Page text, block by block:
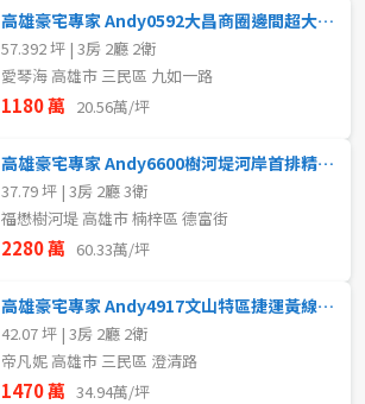
高雄豪宅專家 Andy0592大昌商圈邊間超大露台大3房
57.392 坪 | 3房 2廳 2衛
愛琴海 高雄市 三民區 九如一路
1180 萬 20.56萬/坪
高雄豪宅專家 Andy6600樹河堤河岸首排精裝樓店平車
37.79 坪 | 3房 2廳 3衛
福懋樹河堤 高雄市 楠梓區 德富街
2280 萬 60.33萬/坪
高雄豪宅專家 Andy4917文山特區捷運黃線邊間三房車位
42.07 坪 | 3房 2廳 2衛
帝凡妮 高雄市 三民區 澄清路
1470 萬 34.94萬/坪